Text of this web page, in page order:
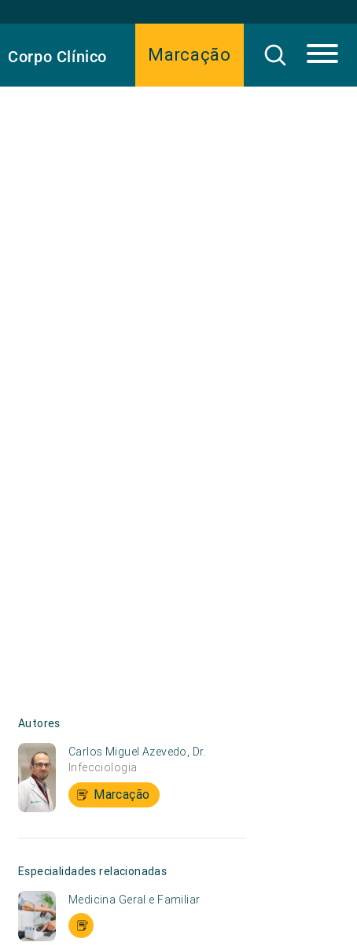
Marcação
Corpo Clínico
Autores
Carlos Miguel Azevedo, Dr.
Infecciologia
Marcação
Especialidades relacionadas
Medicina Geral e Familiar